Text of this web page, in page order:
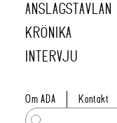
ANSLAGSTAVLAN
KRÖNIKA
INTERVJU
Om ADA Kontakt